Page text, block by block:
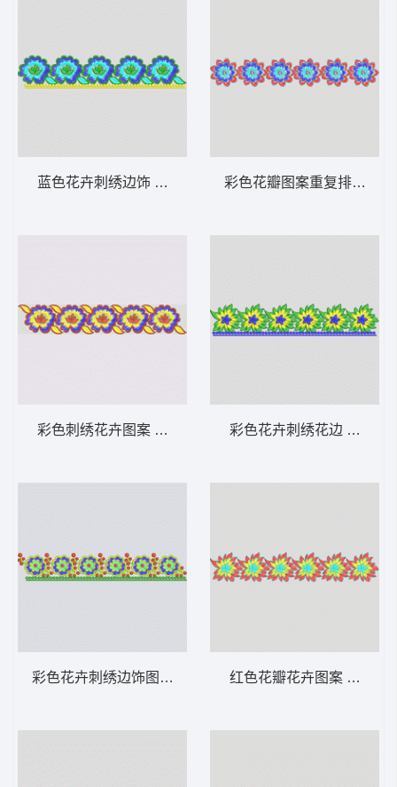
蓝色花卉刺绣边饰 条带状 水溶条码网布花边
彩色刺绣花卉图案 条带状 水溶条码网布花边
彩色花卉刺绣边饰图案 条带状 水溶条码网布
彩色花瓣图案重复排列 条
彩色花卉刺绣花边 条带状
红色花瓣花卉图案 条带状